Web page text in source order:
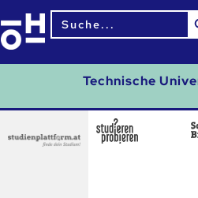
Search
for:
Technische